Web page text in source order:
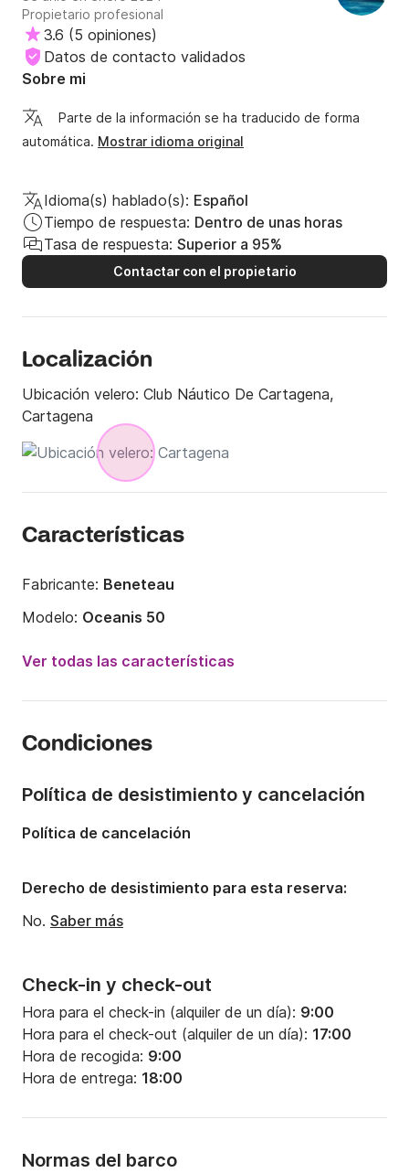
esperando eles fazer as compras do supermercado, que
não tinham feito. Não tinha bote, não tinha equipamento
de mergulho como prometido. O trajeto combinado não foi
seguido. Nos levaram numa praia bonita, com restaurante
não atenderam. No retorno passamos por uma tormenta,
estava prevista nos aplicativos de tempo. Pedimos para
retornar antes e ele deu uma volta desnecessária para
devolvessem pelo menos a metade do valor. Não foi
devolvido. Não recomendo esta horrível experiência.
Propietario profesional
3.6 (5 opiniones)
Datos de contacto validados
Sobre mi
Parte de la información se ha traducido de forma
automática. Mostrar idioma original
Idioma(s) hablado(s): Español
Tiempo de respuesta: Dentro de unas horas
Tasa de respuesta: Superior a 95%
Contactar con el propietario
Localización
Ubicación velero: Club Náutico De Cartagena,
Cartagena
Características
Fabricante: Beneteau
Modelo: Oceanis 50
Número de camas:
Calado: 1.98m
Potencia del motor:
Ver todas las características
Condiciones
Check-in y check-out
Hora para el check-in (alquiler de un día): 9:00
Hora para el check-out (alquiler de un día): 17:00
Hora de recogida: 9:00
Hora de entrega: 18:00
Normas del barco
Política de desistimiento y cancelación
Política de cancelación
Derecho de desistimiento para esta reserva:
No. Saber más